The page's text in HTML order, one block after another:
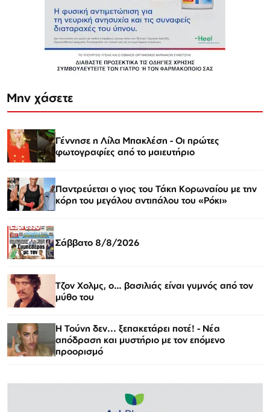
Μην χάσετε
Γέννησε η Λίλα Μπακλέση - Οι πρώτες
φωτογραφίες από το μαιευτήριο
Παντρεύεται ο γιος του Τάκη Κορωναίου με την
κόρη του μεγάλου αντιπάλου του «Ρόκι»
Σάββατο 8/8/2026
Τζον Χολμς, ο… βασιλιάς είναι γυμνός από τον
μύθο του
Η Τούνη δεν... ξεπακετάρει ποτέ! - Νέα
απόδραση και μυστήριο με τον επόμενο
προορισμό